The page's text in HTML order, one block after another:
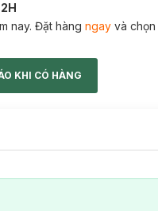
nay. Đặt hàng ngayvà chọn
KHI CÓ HÀNG